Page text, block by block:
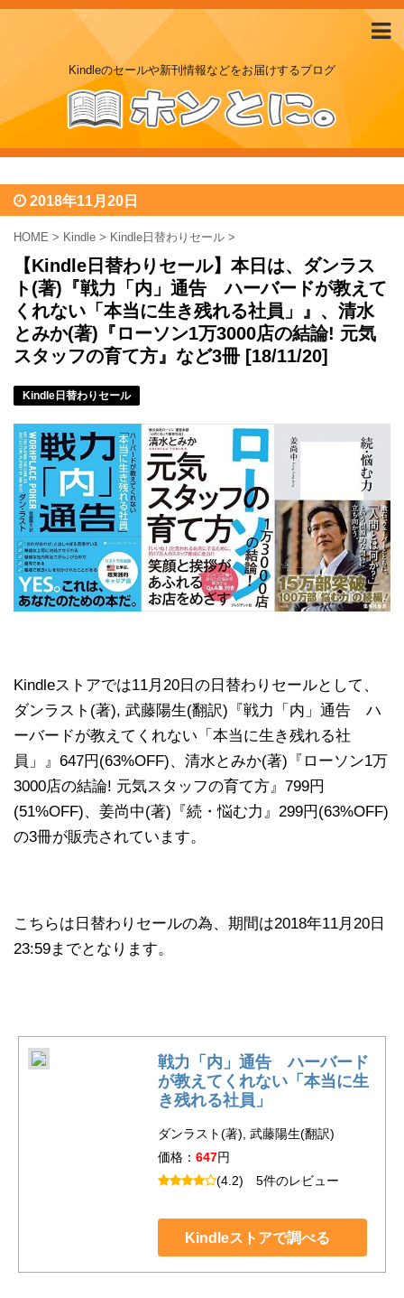
Kindleのセールや新刊情報などをお届けするブログ
2018年11月20日
HOME > Kindle > Kindle日替わりセール >
【Kindle日替わりセール】本日は、ダンラス
ト(著)『戦力「内」通告 ハーバードが教えて
くれない「本当に生き残れる社員」』、清水
とみか(著)『ローソン1万3000店の結論! 元気
スタッフの育て方』など3冊 [18/11/20]
Kindle日替わりセール
Kindleストアでは11月20日の日替わりセールとして、
ダンラスト(著), 武藤陽生(翻訳)『戦力「内」通告 ハ
ーバードが教えてくれない「本当に生き残れる社
員」』647円(63%OFF)、清水とみか(著)『ローソン1万
3000店の結論! 元気スタッフの育て方』799円
(51%OFF)、姜尚中(著)『続・悩む力』299円(63%OFF)
の3冊が販売されています。
こちらは日替わりセールの為、期間は2018年11月20日
23:59までとなります。
戦力「内」通告 ハーバード
が教えてくれない「本当に生
き残れる社員」
ダンラスト(著), 武藤陽生(翻訳)
価格： 647円
(4.2) 5件のレビュー
Kindleストアで調べる